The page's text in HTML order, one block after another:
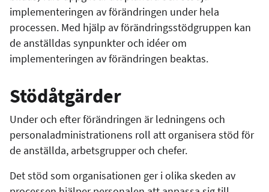
implementeringen av förändringen under hela
processen. Med hjälp av förändringsstödgruppen kan
de anställdas synpunkter och idéer om
implementeringen av förändringen beaktas.
Stödåtgärder
Under och efter förändringen är ledningens och
personaladministrationens roll att organisera stöd för
de anställda, arbetsgrupper och chefer.
Det stöd som organisationen ger i olika skeden av